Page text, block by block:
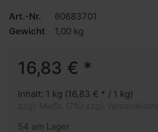
Art.-Nr.
60683701
Gewicht
1,00 kg
16,83 € *
Inhalt: 1 kg (16,83 € * / 1 kg)
54 am Lager